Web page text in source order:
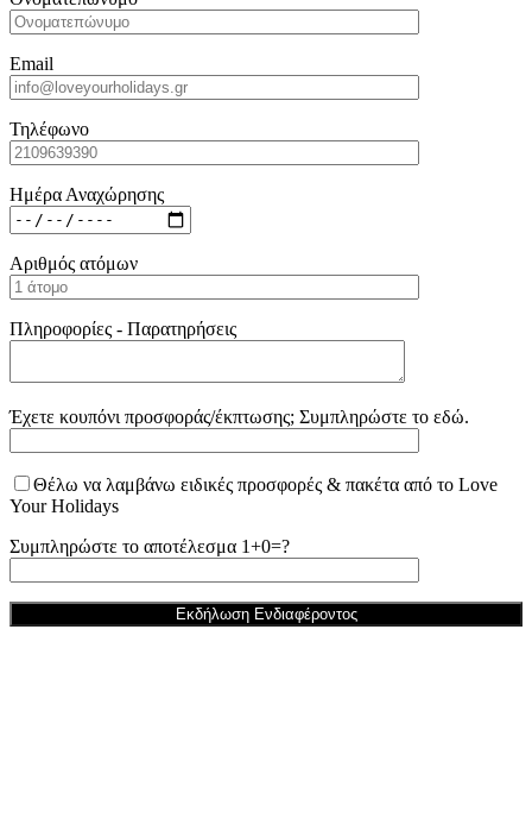
Email
Τηλέφωνο
Ημέρα Αναχώρησης
Αριθμός ατόμων
Πληροφορίες - Παρατηρήσεις
Έχετε κουπόνι προσφοράς/έκπτωσης; Συμπληρώστε το εδώ.
Θέλω να λαμβάνω ειδικές προσφορές & πακέτα από το Love
Your Holidays
Συμπληρώστε το αποτέλεσμα 1+0=?